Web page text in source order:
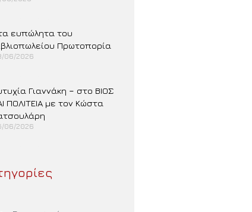
ευπώλητα του
Πρωτοπορία
06/2026
Γιαννάκη – στο ΒΙΟΣ
ΠΟΛΙΤΕΙΑ με τον Κώστα
06/2026